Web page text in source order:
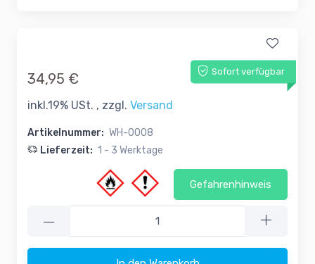
Sofort verfügbar
34,95 €
inkl.19% USt. , zzgl. Versand
Artikelnummer: WH-0008
Lieferzeit: 1 - 3 Werktage
Gefahrenhinweis
—